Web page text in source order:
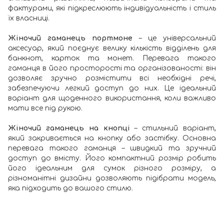
фактурами, які підкреслюють індивідуальність і стиль
їх власниці.
Жіночий гаманець портмоне – це універсальний
аксесуар, який поєднує велику кількість відділень для
банкнот, карток та монет. Перевага такого
гаманця в його просторості та організованості: він
дозволяє зручно розмістити всі необхідні речі,
забезпечуючи легкий доступ до них. Це ідеальний
варіант для щоденного використання, коли важливо
мати все під рукою.
Жіночий гаманець на кнопці – стильний варіант,
який закривається на кнопку або застібку. Основна
перевага такого гаманця – швидкий та зручний
доступ до вмісту. Його компактний розмір робить
його ідеальним для сумок різного розміру, а
різноманітні дизайни дозволяють підібрати модель,
яка підходить до вашого стилю.